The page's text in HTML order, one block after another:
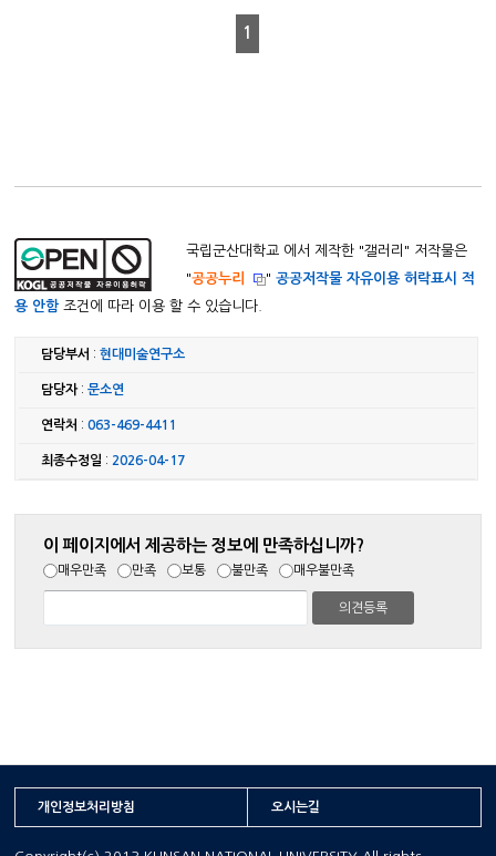
1
국립군산대학교 에서 제작한 "갤러리 " 저작물은
"공공누리 "공공저작물 자유이용 허락표시 적
용 안함조건에 따라 이용 할 수 있습니다.
담당부서 :현대미술연구소
담당자:문소연
연락처 :063-469-4411
최종수정일 : 2026-04-17
이 페이지에서 제공하는 정보에 만족하십니까?
매우만족 만족 보통 불만족 매우불만족
개인정보처리방침 오시는길